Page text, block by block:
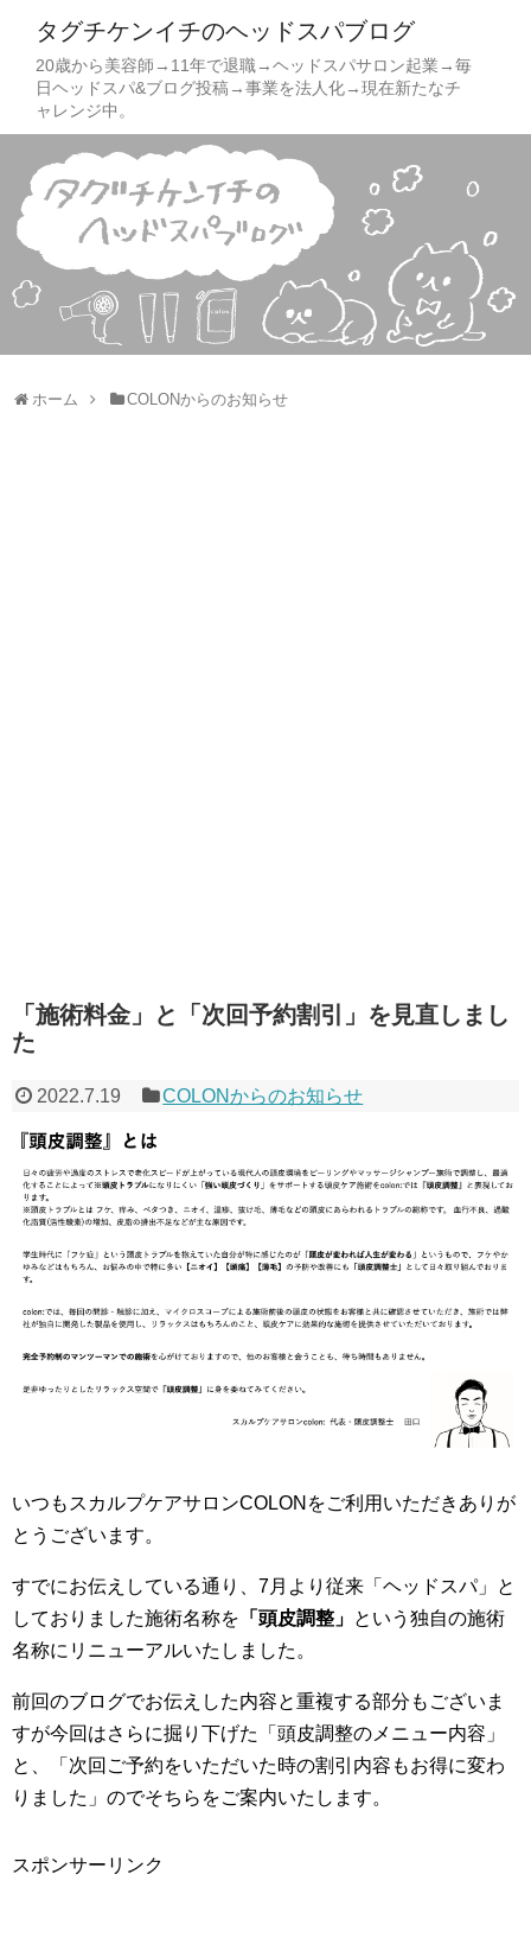
タグチケンイチのヘッドスパブログ
20歳から美容師→11年で退職→ヘッドスパサロン起業→毎
日ヘッドスパ&ブログ投稿→事業を法人化→現在新たなチ
ャレンジ中。
ホーム COLONからのお知らせ
「施術料金」と「次回予約割引」を見直しまし
た
2022.7.19 COLONからのお知らせ
いつもスカルプケアサロンCOLONをご利用いただきありが
とうございます。
すでにお伝えしている通り、7月より従来「ヘッドスパ」と
しておりました施術名称を 「頭皮調整」 という独自の施術
名称にリニューアルいたしました。
前回のブログでお伝えした内容と重複する部分もございま
すが今回はさらに掘り下げた「頭皮調整のメニュー内容」
と、「次回ご予約をいただいた時の割引内容もお得に変わ
りました」のでそちらをご案内いたします。
スポンサーリンク